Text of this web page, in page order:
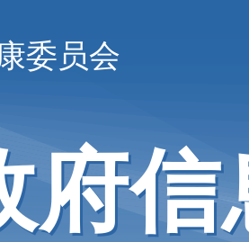
委员会
府信